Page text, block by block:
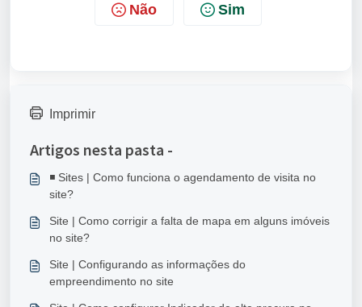
Não Sim
Imprimir
Artigos nesta pasta -
◾ Sites | Como funciona o agendamento de visita no
site?
Site | Como corrigir a falta de mapa em alguns imóveis
no site?
Site | Configurando as informações do
empreendimento no site